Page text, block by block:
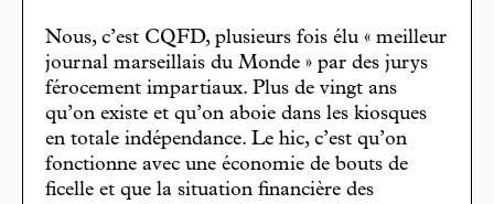
Nous, c’est CQFD, plusieurs fois élu « meilleur
journal marseillais du Monde » par des jurys
férocement impartiaux. Plus de vingt ans
qu’on existe et qu’on aboie dans les kiosques
en totale indépendance. Le hic, c’est qu’on
fonctionne avec une économie de bouts de
ficelle et que la situation financière des